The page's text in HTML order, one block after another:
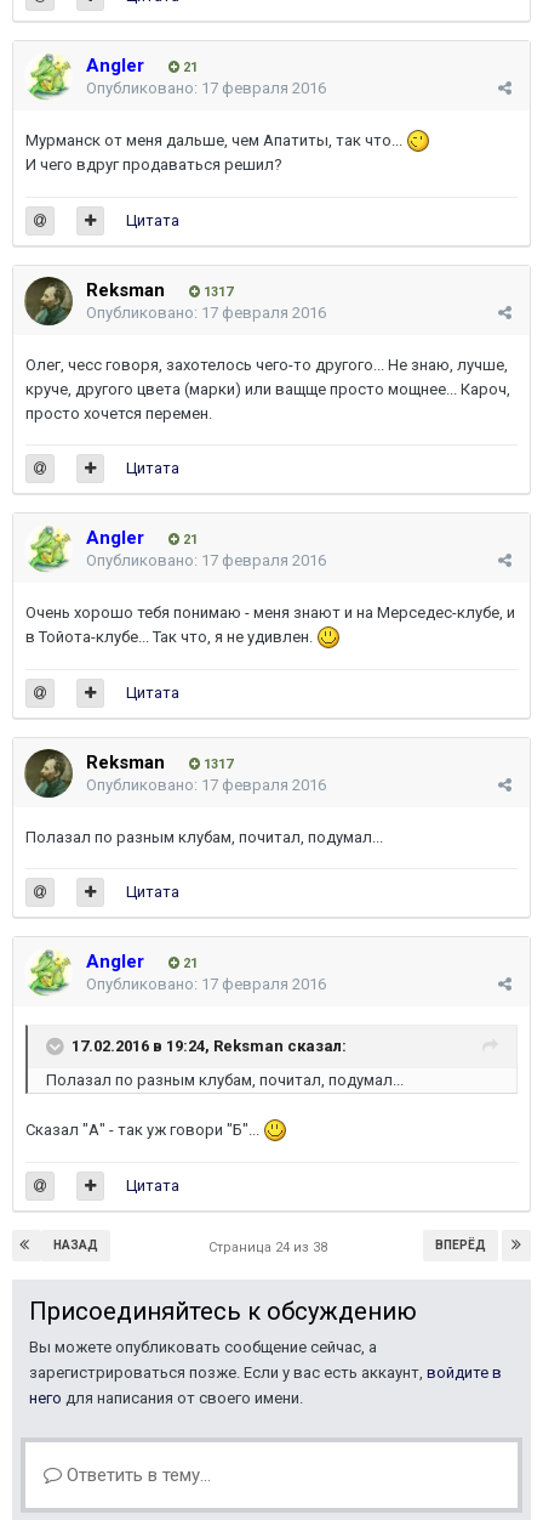
Angler 21
Опубликовано: 17 февраля 2016
Мурманск от меня дальше, чем Апатиты, так что...
И чего вдруг продаваться решил?
Цитата
Reksman 1317
Опубликовано: 17 февраля 2016
Олег, чесс говоря, захотелось чего-то другого... Не знаю, лучше,
круче, другого цвета (марки) или ващще просто мощнее... Кароч,
просто хочется перемен.
Цитата
Angler 21
Опубликовано: 17 февраля 2016
Очень хорошо тебя понимаю - меня знают и на Мерседес-клубе, и
в Тойота-клубе... Так что, я не удивлен.
Цитата
Reksman 1317
Опубликовано: 17 февраля 2016
Полазал по разным клубам, почитал, подумал...
Цитата
Angler 21
Опубликовано: 17 февраля 2016
17.02.2016 в 19:24, Reksman сказал:
Полазал по разным клубам, почитал, подумал...
Сказал "А" - так уж говори "Б"...
Цитата
НАЗАД ВПЕРЁД
Страница 24 из 38
Присоединяйтесь к обсуждению
Вы можете опубликовать сообщение сейчас, а
зарегистрироваться позже. Если у вас есть аккаунт, войдите в
него для написания от своего имени.
Ответить в тему...